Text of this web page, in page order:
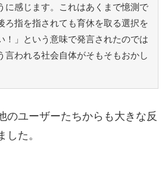
に感じます。これはあくまで憶測で
ろ指を指されても育休を取る選択を
！」という意味で発言されたのでは
言われる社会自体がそもそもおかし
のユーザーたちからも大きな反
した。